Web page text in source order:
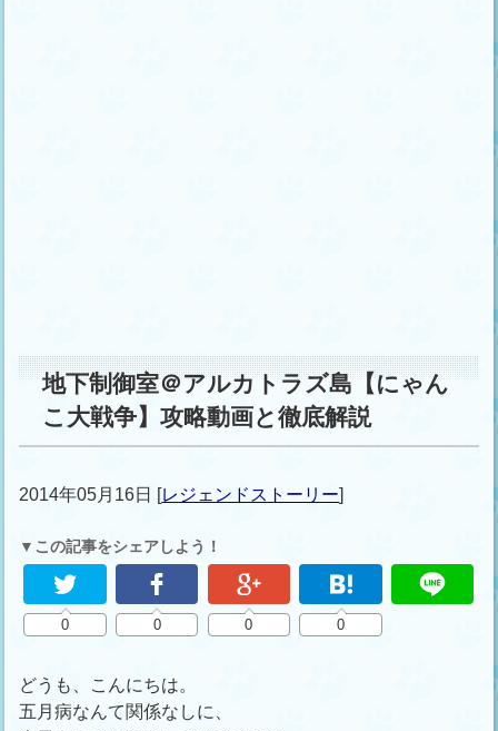
地下制御室＠アルカトラズ島【にゃん
こ大戦争】攻略動画と徹底解説
2014年05月16日 [レジェンドストーリー]
▼この記事をシェアしよう！
0 0 0 0
どうも、こんにちは。
五月病なんて関係なしに、